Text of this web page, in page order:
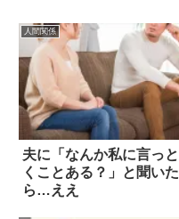
人間関係
夫に「なんか私に言っと
くことある？」と聞いた
ら…ええ